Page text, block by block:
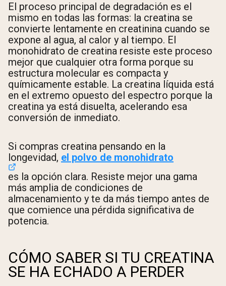
El proceso principal de degradación es el
mismo en todas las formas: la creatina se
convierte lentamente en creatinina cuando se
expone al agua, al calor y al tiempo. El
monohidrato de creatina resiste este proceso
mejor que cualquier otra forma porque su
estructura molecular es compacta y
químicamente estable. La creatina líquida está
en el extremo opuesto del espectro porque la
creatina ya está disuelta, acelerando esa
conversión de inmediato.
Si compras creatina pensando en la
longevidad, el polvo de monohidrato
es la opción clara. Resiste mejor una gama
más amplia de condiciones de
almacenamiento y te da más tiempo antes de
que comience una pérdida significativa de
potencia.
CÓMO SABER SI TU CREATINA
SE HA ECHADO A PERDER